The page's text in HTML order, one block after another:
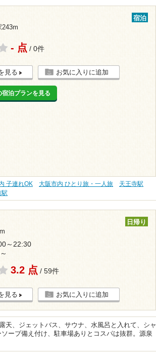
243m
宿泊
- 点 / 0件
見る お気に入りに追加
泊プランを見る
子連れOK 大阪市内 ひとり旅・一人旅
天王寺駅
駅
日帰り
～22:30
3.2 点 / 59件
見る お気に入りに追加
天、ジェットバス、サウナ、水風呂と入れて、シャ
ープ備え付け、駐車場ありとコスパは抜群。源泉